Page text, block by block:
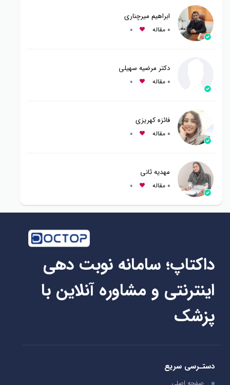
ابراهیم میرچناری
0 مقاله
دکتر مرضیه سهیلی
0 مقاله
فائزه کهریزی
0 مقاله
مهدیه ثانی
0 مقاله
داکتاپ؛ سامانه نوبت دهی
اینترنتی و مشاوره آنلاین با
پزشک
دستـرسی سریع